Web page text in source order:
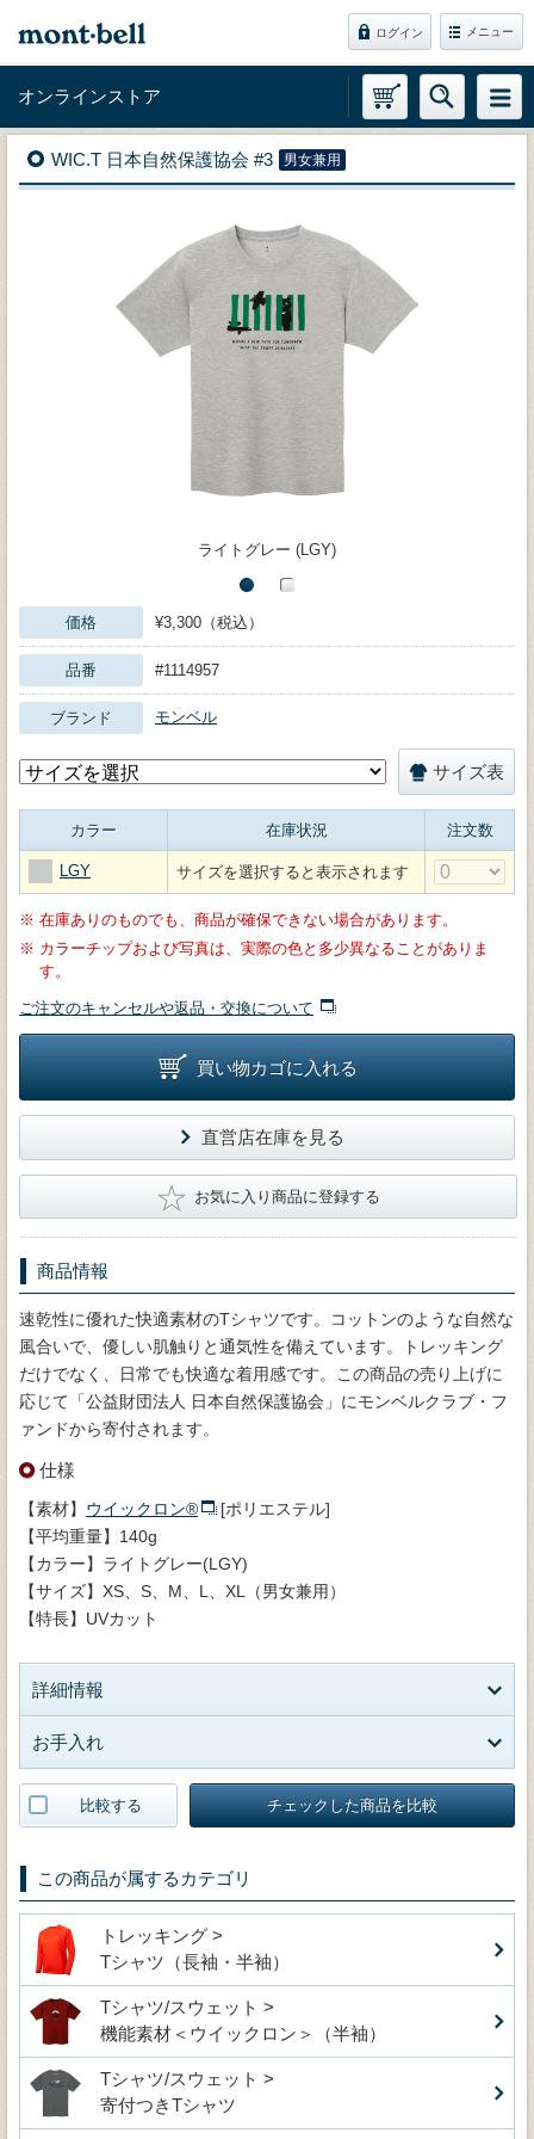
ログイン メニュー
オンラインストア
WIC.T 日本自然保護協会 #3 男女兼用
ライトグレー (LGY)
価格 ¥3,300（税込）
品番 #1114957
ブランド モンベル
サイズ表
カラー 在庫状況 注文数
LGY サイズを選択すると表示されます
※ 在庫ありのものでも、商品が確保できない場合があります。
※ カラーチップおよび写真は、実際の色と多少異なることがありま
す。
ご注文のキャンセルや返品・交換について
買い物カゴに入れる
直営店在庫を見る
★ お気に入り商品に登録する
商品情報
速乾性に優れた快適素材のTシャツです。コットンのような自然な
風合いで、優しい肌触りと通気性を備えています。トレッキング
だけでなく、日常でも快適な着用感です。この商品の売り上げに
応じて「公益財団法人 日本自然保護協会」にモンベルクラブ・フ
ァンドから寄付されます。
仕様
【素材】 ウイックロン®
[ポリエステル]
【平均重量】140g
【カラー】ライトグレー(LGY)
【サイズ】XS、S、M、L、XL（男女兼用）
【特長】UVカット
詳細情報
お手入れ
比較する チェックした商品を比較
この商品が属するカテゴリ
トレッキング >
Tシャツ（長袖・半袖）
Tシャツ/スウェット >
機能素材＜ウイックロン＞（半袖）
Tシャツ/スウェット >
寄付つきTシャツ